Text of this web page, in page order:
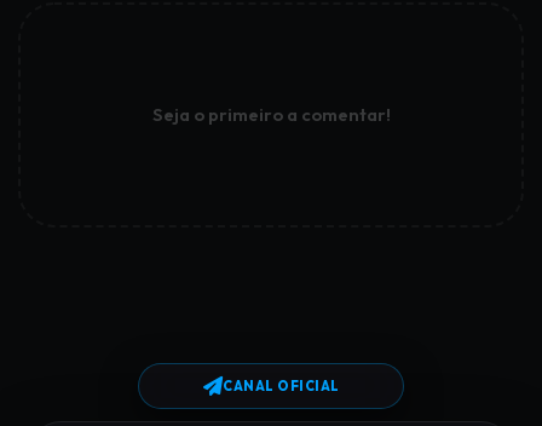
Seja o primeiro a comentar!
CANAL OFICIAL